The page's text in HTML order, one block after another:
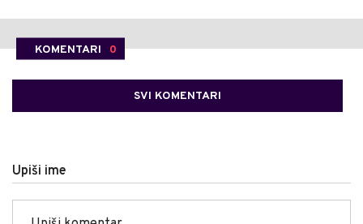
KOMENTARI 0
SVI KOMENTARI
Upiši ime